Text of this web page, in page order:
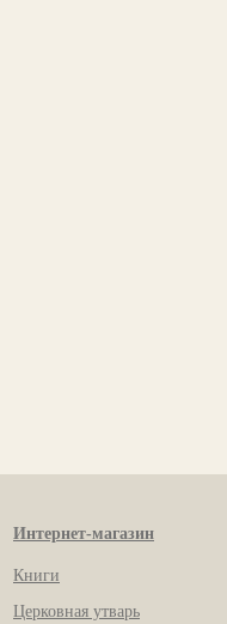
Интернет-магазин
Книги
Церковная утварь